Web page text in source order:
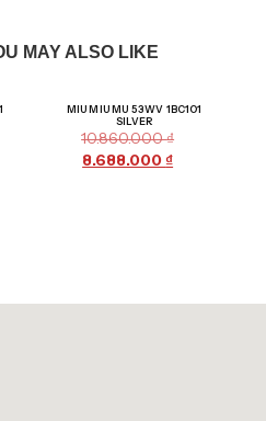
MAY ALSO LIKE
MIU MIU MU 53WV 1BC1O1
SILVER
10.860.000₫
8.688.000₫